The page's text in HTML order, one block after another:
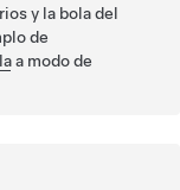
y la bola del
de
a modo de